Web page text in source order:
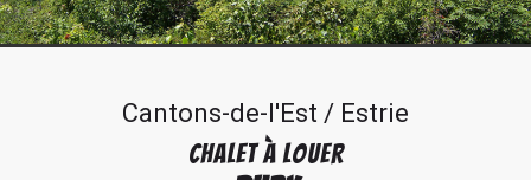
Cantons-de-l'Est / Estrie
CHALET À LOUER